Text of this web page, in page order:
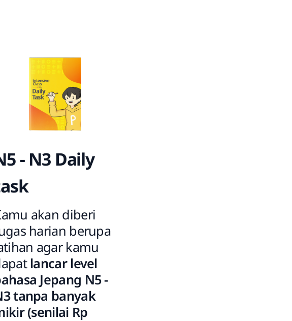
- N3 Daily
akan diberi
harian berupa
agar kamu
lancar level
Jepang N5 -
tanpa banyak
(senilai Rp